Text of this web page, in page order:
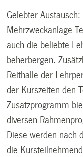
Gelebter
Mehrzweckanlage
auch die beliebte
beherbergen.
Reithalle der
der Kurszeiten den
Zusatzprogramm
diversen
Diese werden nach
die